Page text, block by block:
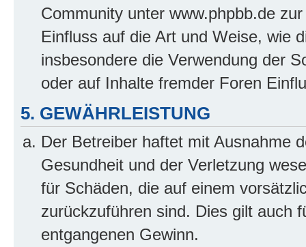
Community unter www.phpbb.de
Einfluss auf die Art und Weise, wie
insbesondere die Verwendung der
oder auf Inhalte fremder Foren
5. GEWÄHRLEISTUNG
Der Betreiber haftet mit Ausnahme
Gesundheit und der Verletzung
für Schäden, die auf einem
zurückzuführen sind. Dies gilt auch
entgangenen Gewinn.